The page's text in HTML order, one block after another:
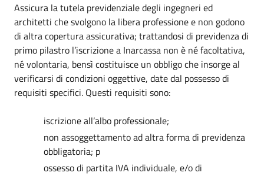
Assicura la tutela previdenziale degli ingegneri ed
architetti che svolgono la libera professione e non godono
di altra copertura assicurativa; trattandosi di previdenza di
primo pilastro l’iscrizione a Inarcassa non è né facoltativa,
né volontaria, bensì costituisce un obbligo che insorge al
verificarsi di condizioni oggettive, date dal possesso di
requisiti specifici. Questi requisiti sono:
iscrizione all’albo professionale;
non assoggettamento ad altra forma di previdenza
obbligatoria; p
ossesso di partita IVA individuale, e/o di